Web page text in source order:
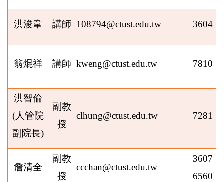
洪浚韋 講師 108794@ctust.edu.tw 3604
翁焜祥 講師 kweng@ctust.edu.tw 7810
洪智倫
(人管院
副院長)
副教
授
clhung@ctust.edu.tw 7281
詹清全
副教
授
ccchan@ctust.edu.tw
3607
6560